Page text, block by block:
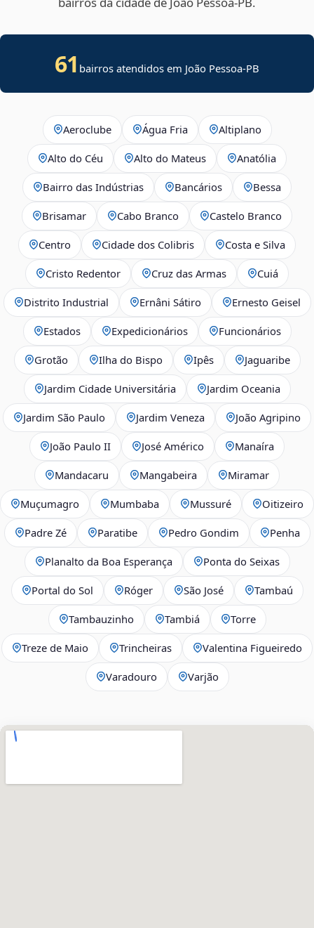
61 bairros atendidos em João Pessoa-PB
Aeroclube Água Fria Altiplano
Alto do Céu Alto do Mateus Anatólia
Bairro das Indústrias Bancários Bessa
Brisamar Cabo Branco Castelo Branco
Centro Cidade dos Colibris Costa e Silva
Cristo Redentor Cruz das Armas Cuiá
Distrito Industrial Ernâni Sátiro Ernesto Geisel
Estados Expedicionários Funcionários
Grotão Ilha do Bispo Ipês Jaguaribe
Jardim Cidade Universitária Jardim Oceania
Jardim São Paulo Jardim Veneza João Agripino
João Paulo II José Américo Manaíra
Mandacaru Mangabeira Miramar
Muçumagro Mumbaba Mussuré Oitizeiro
Padre Zé Paratibe Pedro Gondim Penha
Planalto da Boa Esperança Ponta do Seixas
Portal do Sol Róger São José Tambaú
Tambauzinho Tambiá Torre
Treze de Maio Trincheiras Valentina Figueiredo
Varadouro Varjão